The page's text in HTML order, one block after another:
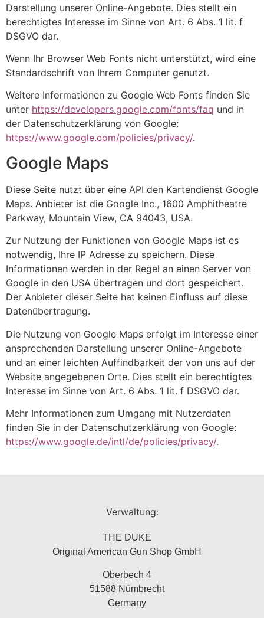
Darstellung unserer Online-Angebote. Dies stellt ein
berechtigtes Interesse im Sinne von Art. 6 Abs. 1 lit. f
DSGVO dar.
Wenn Ihr Browser Web Fonts nicht unterstützt, wird eine
Standardschrift von Ihrem Computer genutzt.
Weitere Informationen zu Google Web Fonts finden Sie
unter https://developers.google.com/fonts/faq und in
der Datenschutzerklärung von Google:
https://www.google.com/policies/privacy/.
Google Maps
Diese Seite nutzt über eine API den Kartendienst Google
Maps. Anbieter ist die Google Inc., 1600 Amphitheatre
Parkway, Mountain View, CA 94043, USA.
Zur Nutzung der Funktionen von Google Maps ist es
notwendig, Ihre IP Adresse zu speichern. Diese
Informationen werden in der Regel an einen Server von
Google in den USA übertragen und dort gespeichert.
Der Anbieter dieser Seite hat keinen Einfluss auf diese
Datenübertragung.
Die Nutzung von Google Maps erfolgt im Interesse einer
ansprechenden Darstellung unserer Online-Angebote
und an einer leichten Auffindbarkeit der von uns auf der
Website angegebenen Orte. Dies stellt ein berechtigtes
Interesse im Sinne von Art. 6 Abs. 1 lit. f DSGVO dar.
Mehr Informationen zum Umgang mit Nutzerdaten
finden Sie in der Datenschutzerklärung von Google:
https://www.google.de/intl/de/policies/privacy/.
Verwaltung:
THE DUKE
Original American Gun Shop GmbH
Oberbech 4
51588 Nümbrecht
Germany